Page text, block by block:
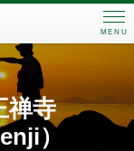
MENU
禅寺
）